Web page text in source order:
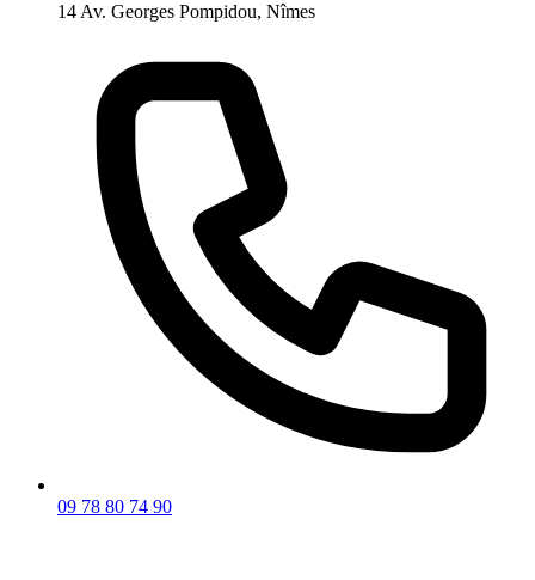
14 Av. Georges Pompidou, Nîmes
09 78 80 74 90